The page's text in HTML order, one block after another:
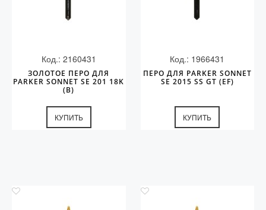
Код.: 2160431
ЗОЛОТОЕ ПЕРО ДЛЯ
PARKER SONNET SE 201 18K
(B)
КУПИТЬ
Код.: 1966431
ПЕРО ДЛЯ PARKER SONNET
SE 2015 SS GT (EF)
КУПИТЬ